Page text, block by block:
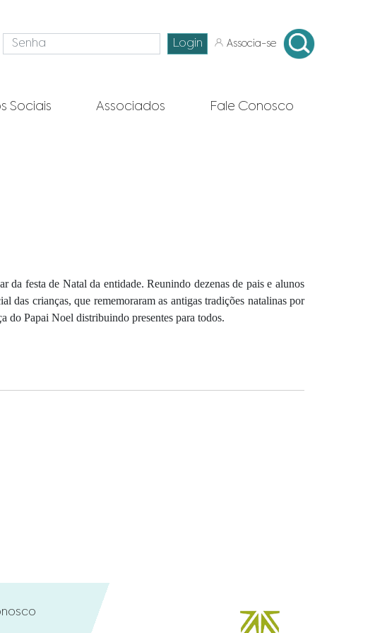
Login Associa-se
Sociais Associados Fale Conosco
festa de Natal da entidade. Reunindo dezenas de pais e alunos
das crianças, que rememoraram as antigas tradições natalinas por
do Papai Noel distribuindo presentes para todos.